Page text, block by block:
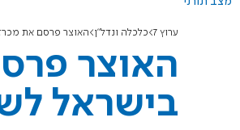
ערוץ 7 כלכלה ונדל"ן האוצר פרסם את מכרז
האוצר
בישראל לשנת